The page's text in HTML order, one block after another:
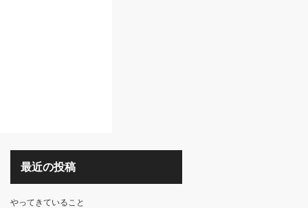
最近の投稿
やってきていること